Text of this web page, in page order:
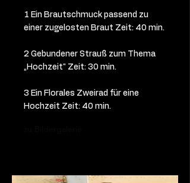
1 Ein Brautschmuck passend zu
einer zugelosten Braut Zeit: 40 min.
2 Gebundener Strauß zum Thema
„Hochzeit" Zeit: 30 min.
3 Ein Florales Zweirad für eine
Hochzeit Zeit: 40 min.